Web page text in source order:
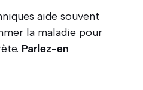
aide souvent
la maladie pour
Parlez-en